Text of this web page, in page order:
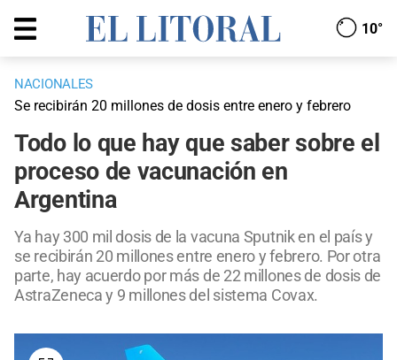
10°
NACIONALES
Se recibirán 20 millones de dosis entre enero y febrero
Todo lo que hay que saber sobre el
proceso de vacunación en
Argentina
Ya hay 300 mil dosis de la vacuna Sputnik en el país y
se recibirán 20 millones entre enero y febrero. Por otra
parte, hay acuerdo por más de 22 millones de dosis de
AstraZeneca y 9 millones del sistema Covax.